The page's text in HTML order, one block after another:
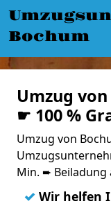
Bochum
Umzug
☛ 100 %
Umzug von
Min. ➨ Beiladung
✓ Wir helfen